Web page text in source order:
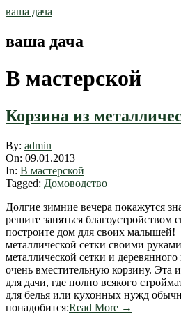
Skip
ваша дача
ваша дача
В мастерской
Корзина из
2013-
01-
09
By: admin
On: 09.01.2013
In: В мастерской
Tagged: Домоводство
Долгие зимние вечера покажутся
решите заняться благоустройством
построите дом для своих
металлической сетки своими
металлической сетки и
очень вместительную корзину. Эта
для дачи, где полно всякого
для белья или кухонных нужд
понадобится:Read More →